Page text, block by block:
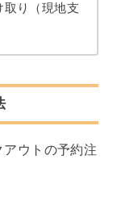
り（現地支
アウトの予約注